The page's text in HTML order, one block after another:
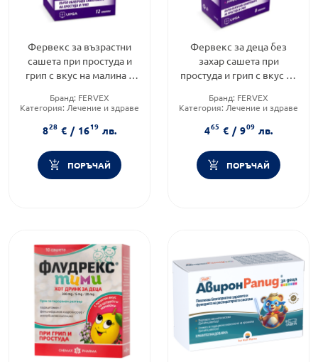
Фервекс за възрастни
сашета при простуда и
грип с вкус на малина х
Бранд: FERVEX
Категория: Лечение и здраве
828 € / 1619 лв.
ПОРЪЧАЙ
Фервекс за деца без
захар сашета при
простуда и грип с вкус на
Бранд: FERVEX
Категория: Лечение и здраве
465 € / 909 лв.
ПОРЪЧАЙ